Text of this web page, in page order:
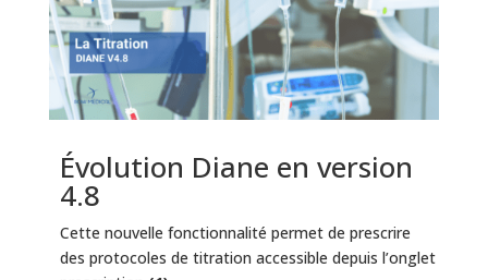
Évolution Diane en version
4.8
Cette nouvelle fonctionnalité permet de prescrire
des protocoles de titration accessible depuis l’onglet